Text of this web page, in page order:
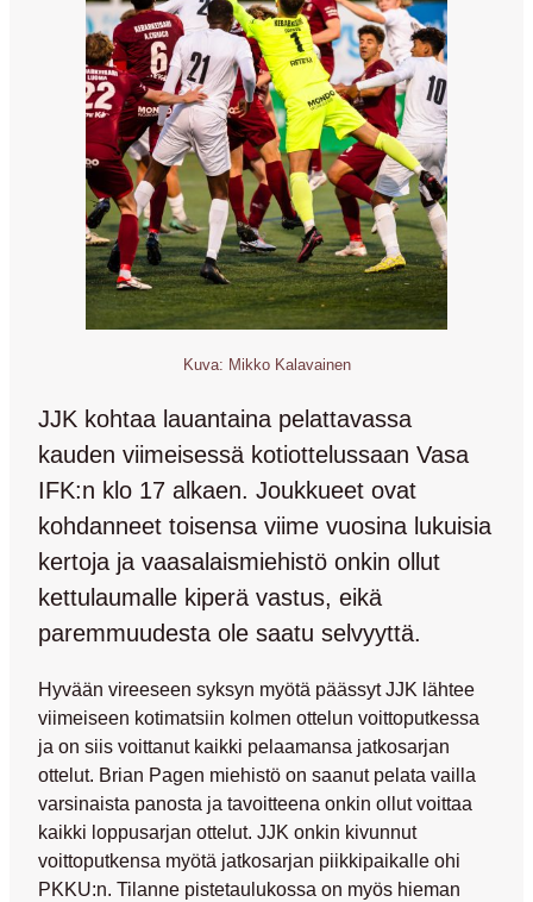
Kuva: Mikko Kalavainen
JJK kohtaa lauantaina pelattavassa
kauden viimeisessä kotiottelussaan Vasa
IFK:n klo 17 alkaen. Joukkueet ovat
kohdanneet toisensa viime vuosina lukuisia
kertoja ja vaasalaismiehistö onkin ollut
kettulaumalle kiperä vastus, eikä
paremmuudesta ole saatu selvyyttä.
Hyvään vireeseen syksyn myötä päässyt JJK lähtee
viimeiseen kotimatsiin kolmen ottelun voittoputkessa
ja on siis voittanut kaikki pelaamansa jatkosarjan
ottelut. Brian Pagen miehistö on saanut pelata vailla
varsinaista panosta ja tavoitteena onkin ollut voittaa
kaikki loppusarjan ottelut. JJK onkin kivunnut
voittoputkensa myötä jatkosarjan piikkipaikalle ohi
PKKU:n. Tilanne pistetaulukossa on myös hieman